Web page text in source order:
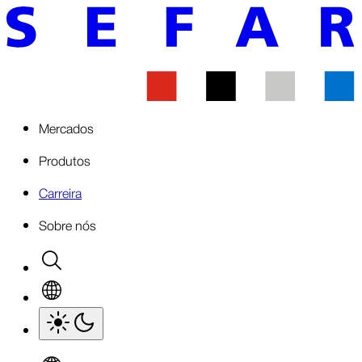
Mercados
Produtos
Carreira
Sobre nós